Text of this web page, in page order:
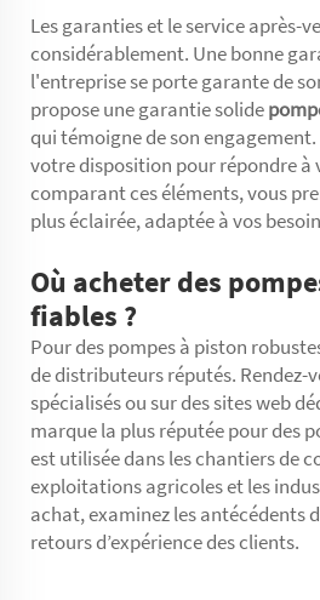
Les garanties et le service après-
considérablement. Une bonne
l'entreprise se porte garante de
propose une garantie solide
qui témoigne de son
votre disposition pour répondre à
comparant ces éléments, vous
plus éclairée, adaptée à vos
Où acheter des
fiables ?
Pour des pompes à piston
de distributeurs réputés. Rendez-
spécialisés ou sur des sites web
marque la plus réputée pour des
est utilisée dans les chantiers de
exploitations agricoles et les
achat, examinez les antécédents
retours d’expérience des clients.